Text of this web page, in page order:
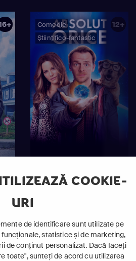
COOKIE-
URI
de identificare sunt utilizate pe
statistice și de marketing,
de conținut personalizat. Dacă faceți
toate", sunteți de acord cu utilizarea
Comedie
Științifico-fantastic
12+
Absolut orice
Acțiune
Comedie
De familie
12+